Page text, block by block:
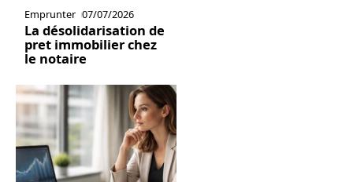
Emprunter 07/07/2026
La désolidarisation de
pret immobilier chez
le notaire